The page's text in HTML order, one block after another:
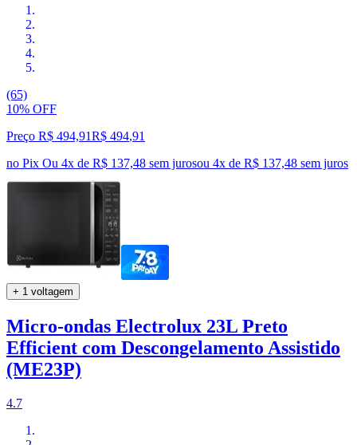
(65)
10% OFF
Preço R$ 494,91R$ 494,91
no Pix Ou 4x de R$ 137,48 sem jurosou 4x de R$ 137,48 sem juros
+ 1 voltagem
Micro-ondas Electrolux 23L Preto
Efficient com Descongelamento Assistido
(ME23P)
4.7